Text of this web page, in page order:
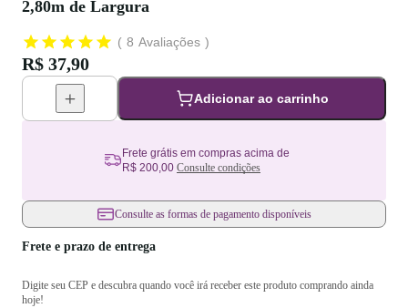
2,80m de Largura
8 Avaliações
R$ 37,90
Adicionar ao carrinho
Frete grátis em compras acima de
R$ 200,00 Consulte condições
Consulte as formas de pagamento disponíveis
Frete e prazo de entrega
Digite seu CEP e descubra quando você irá receber este produto comprando ainda
hoje!